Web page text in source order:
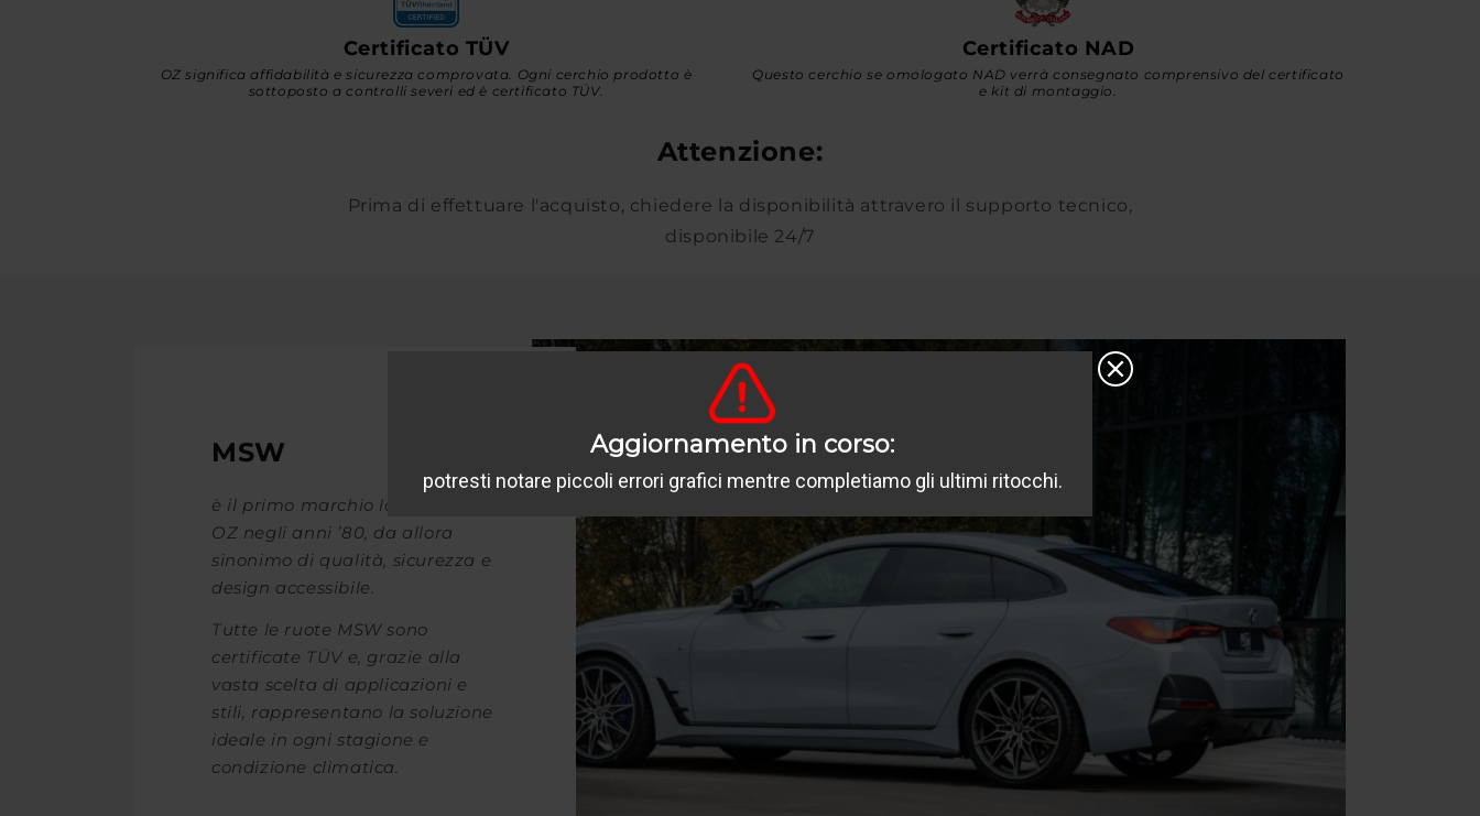
Certificato TÜV
OZ significa affidabilità e sicurezza comprovata. Ogni cerchio prodotto è
sottoposto a controlli severi ed è certificato TÜV.
Certificato NAD
Questo cerchio se omologato NAD verrà consegnato comprensivo del certificato
e kit di montaggio.
Attenzione:
Prima di effettuare l'acquisto, chiedere la disponibilità attravero il supporto tecnico,
disponibile 24/7
MSW
è il primo marchio lanciato da
OZ negli anni ’80, da allora
sinonimo di qualità, sicurezza e
design accessibile.
Tutte le ruote MSW sono
certificate TÜV e, grazie alla
vasta scelta di applicazioni e
stili, rappresentano la soluzione
ideale in ogni stagione e
condizione climatica.